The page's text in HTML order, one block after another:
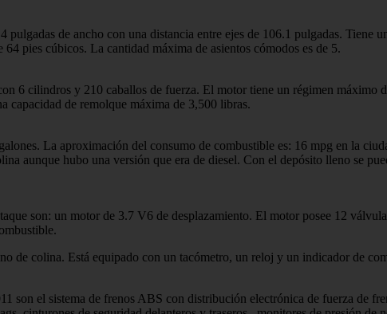
de ancho con una distancia entre ejes de 106.1 pulgadas. Tiene
pies cúbicos. La cantidad máxima de asientos cómodos es de 5.
6 cilindros y 210 caballos de fuerza. El motor tiene un régimen máximo
capacidad de remolque máxima de 3,500 libras.
La aproximación del consumo de combustible es: 16 mpg en la
aunque hubo una versión que era de diesel. Con el depósito lleno se
son: un motor de 3.7 V6 de desplazamiento. El motor posee 12
de colina. Está equipado con un tacómetro, un reloj y un indicador de
son el sistema de frenos ABS con distribución electrónica de fuerza de